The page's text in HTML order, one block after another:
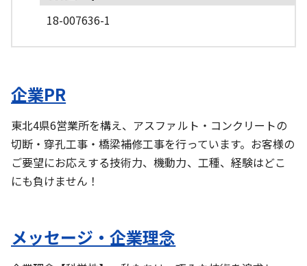
18-007636-1
企業PR
東北4県6営業所を構え、アスファルト・コンクリートの
切断・穿孔工事・橋梁補修工事を行っています。お客様の
ご要望にお応えする技術力、機動力、工種、経験はどこ
にも負けません！
メッセージ・企業理念